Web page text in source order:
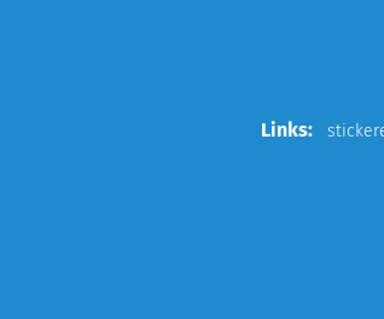
Links: